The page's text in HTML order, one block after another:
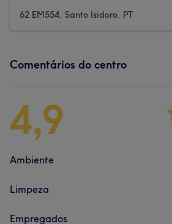
62 EM554, Santo Isidoro, PT
Comentários do centro
4,9
Ambiente
Limpeza
Empregados